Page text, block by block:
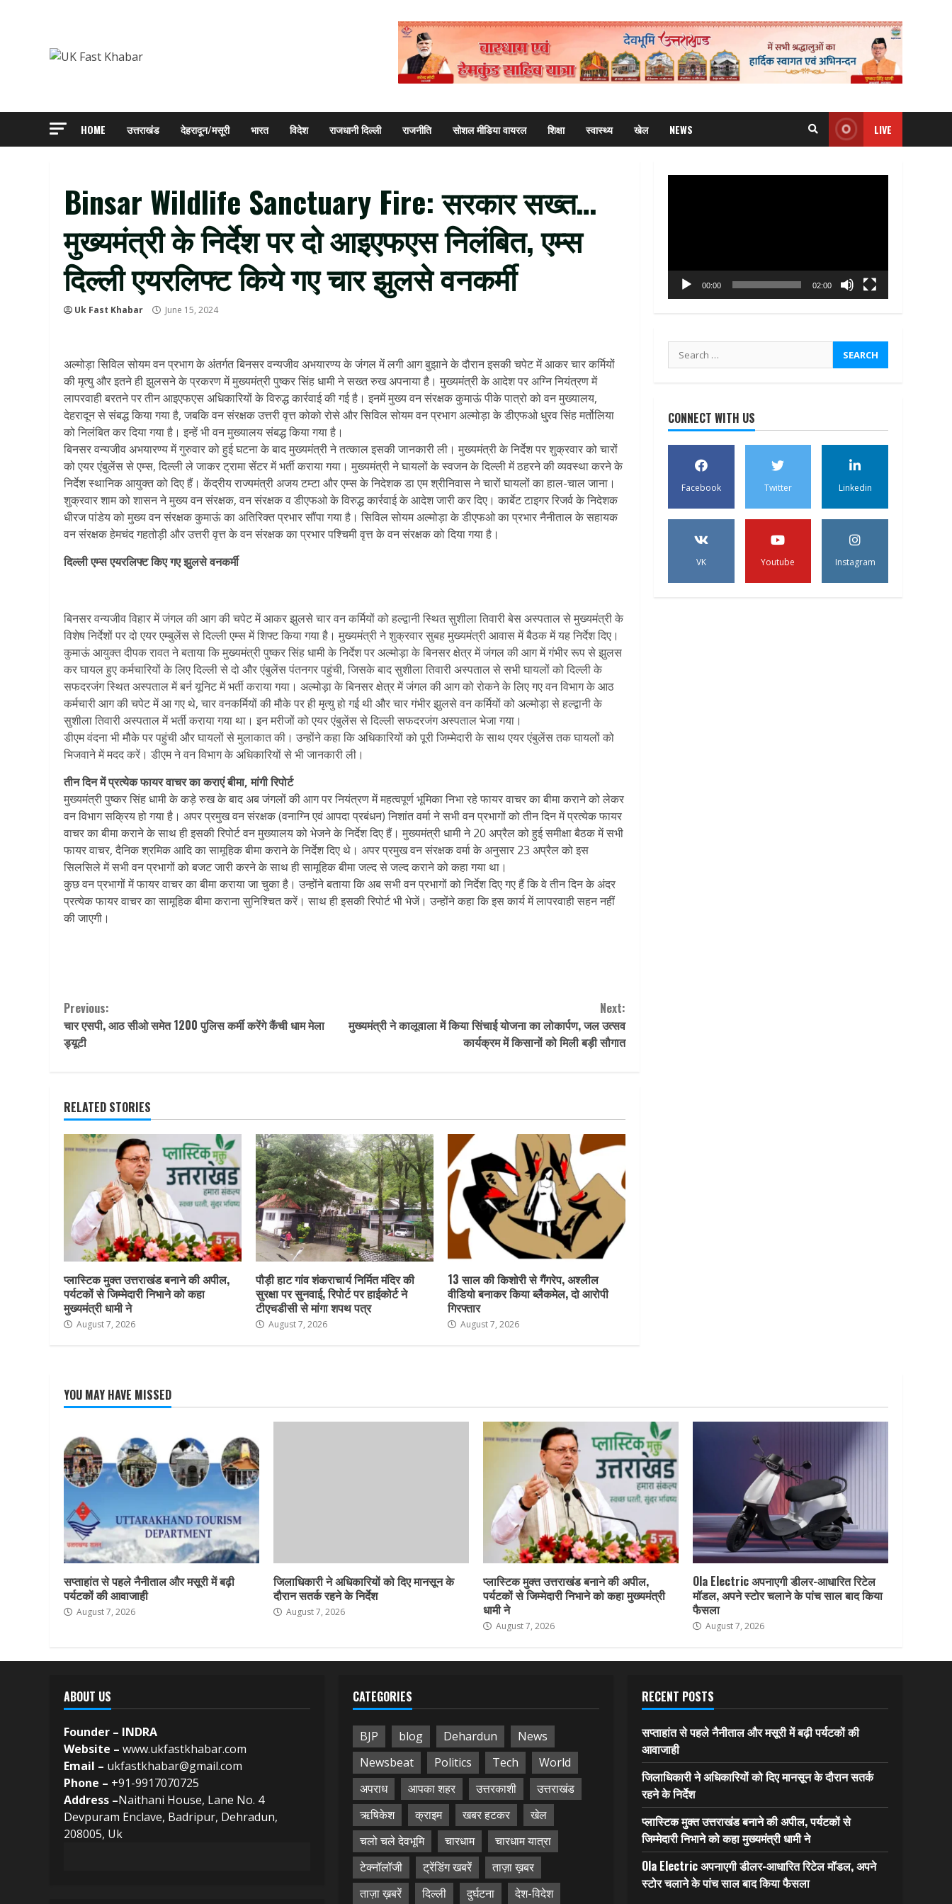
HOME उत्तराखंड देहरादून/मसूरी भारत विदेश राजधानी दिल्ली राजनीति सोशल मीडिया वायरल शिक्षा स्वास्थ्य खेल NEWS LIVE
Binsar Wildlife Sanctuary Fire: सरकार सख्त…
मुख्यमंत्री के निर्देश पर दो आइएफएस निलंबित, एम्स
दिल्ली एयरलिफ्ट किये गए चार झुलसे वनकर्मी
Uk Fast Khabar June 15, 2024
अल्मोड़ा सिविल सोयम वन प्रभाग के अंतर्गत बिनसर वन्यजीव अभयारण्य के जंगल में लगी आग बुझाने के दौरान इसकी चपेट में आकर चार कर्मियों
की मृत्यु और इतने ही झुलसने के प्रकरण में मुख्यमंत्री पुष्कर सिंह धामी ने सख्त रुख अपनाया है। मुख्यमंत्री के आदेश पर अग्नि नियंत्रण में
लापरवाही बरतने पर तीन आइएफएस अधिकारियों के विरुद्ध कार्रवाई की गई है। इनमें मुख्य वन संरक्षक कुमाऊं पीके पात्रो को वन मुख्यालय,
देहरादून से संबद्ध किया गया है, जबकि वन संरक्षक उत्तरी वृत्त कोको रोसे और सिविल सोयम वन प्रभाग अल्मोड़ा के डीएफओ धु्रव सिंह मर्तोलिया
को निलंबित कर दिया गया है। इन्हें भी वन मुख्यालय संबद्ध किया गया है।
बिनसर वन्यजीव अभयारण्य में गुरुवार को हुई घटना के बाद मुख्यमंत्री ने तत्काल इसकी जानकारी ली। मुख्यमंत्री के निर्देश पर शुक्रवार को चारों
को एयर एंबुलेंस से एम्स, दिल्ली ले जाकर ट्रामा सेंटर में भर्ती कराया गया। मुख्यमंत्री ने घायलों के स्वजन के दिल्ली में ठहरने की व्यवस्था करने के
निर्देश स्थानिक आयुक्त को दिए हैं। केंद्रीय राज्यमंत्री अजय टम्टा और एम्स के निदेशक डा एम श्रीनिवास ने चारों घायलों का हाल-चाल जाना।
शुक्रवार शाम को शासन ने मुख्य वन संरक्षक, वन संरक्षक व डीएफओ के विरुद्ध कार्रवाई के आदेश जारी कर दिए। कार्बेट टाइगर रिजर्व के निदेशक
धीरज पांडेय को मुख्य वन संरक्षक कुमाऊं का अतिरिक्त प्रभार सौंपा गया है। सिविल सोयम अल्मोड़ा के डीएफओ का प्रभार नैनीताल के सहायक
वन संरक्षक हेमचंद गहतोड़ी और उत्तरी वृत्त के वन संरक्षक का प्रभार पश्चिमी वृत्त के वन संरक्षक को दिया गया है।
दिल्‍ली एम्‍स एयरलिफ्ट किए गए झुलसे वनकर्मी
बिनसर वन्यजीव विहार में जंगल की आग की चपेट में आकर झुलसे चार वन कर्मियों को हल्द्वानी स्थित सुशीला तिवारी बेस अस्पताल से मुख्यमंत्री के
विशेष निर्देशों पर दो एयर एम्बुलेंस से दिल्ली एम्स में शिफ्ट किया गया है। मुख्यमंत्री ने शुक्रवार सुबह मुख्यमंत्री आवास में बैठक में य‍ह निर्देश दिए।
कुमाऊं आयुक्त दीपक रावत ने बताया कि मुख्यमंत्री पुष्कर सिंह धामी के निर्देश पर अल्मोड़ा के बिनसर क्षेत्र में जंगल की आग में गंभीर रूप से झुलस
कर घायल हुए कर्मचारियों के लिए दिल्ली से दो और एंबुलेंस पंतनगर पहुंची, जिसके बाद सुशीला तिवारी अस्पताल से सभी घायलों को दिल्ली के
सफदरजंग स्थित अस्पताल में बर्न यूनिट में भर्ती कराया गया। अल्मोड़ा के बिनसर क्षेत्र में जंगल की आग को रोकने के लिए गए वन विभाग के आठ
कर्मचारी आग की चपेट में आ गए थे, चार वनकर्मियों की मौके पर ही मृत्यु हो गई थी और चार गंभीर झुलसे वन कर्मियों को अल्मोड़ा से हल्द्वानी के
सुशीला तिवारी अस्पताल में भर्ती कराया गया था। इन मरीजों को एयर एंबुलेंस से दिल्ली सफदरजंग अस्पताल भेजा गया।
डीएम वंदना भी मौके पर पहुंची और घायलों से मुलाकात की। उन्‍होंने कहा कि अधिकारियों को पूरी जिम्मेदारी के साथ एयर एंबुलेंस तक घायलों को
भिजवाने में मदद करें। डीएम ने वन विभाग के अधिकारियों से भी जानकारी ली।
तीन दिन में प्रत्येक फायर वाचर का कराएं बीमा, मांगी रिपोर्ट
मुख्यमंत्री पुष्कर सिंह धामी के कड़े रुख के बाद अब जंगलों की आग पर नियंत्रण में महत्वपूर्ण भूमिका निभा रहे फायर वाचर का बीमा कराने को लेकर
वन विभाग सक्रिय हो गया है। अपर प्रमुख वन संरक्षक (वनाग्नि एवं आपदा प्रबंधन) निशांत वर्मा ने सभी वन प्रभागों को तीन दिन में प्रत्येक फायर
वाचर का बीमा कराने के साथ ही इसकी रिपोर्ट वन मुख्यालय को भेजने के निर्देश दिए हैं। मुख्यमंत्री धामी ने 20 अप्रैल को हुई समीक्षा बैठक में सभी
फायर वाचर, दैनिक श्रमिक आदि का सामूहिक बीमा कराने के निर्देश दिए थे। अपर प्रमुख वन संरक्षक वर्मा के अनुसार 23 अप्रैल को इस
सिलसिले में सभी वन प्रभागों को बजट जारी करने के साथ ही सामूहिक बीमा जल्द से जल्द कराने को कहा गया था।
कुछ वन प्रभागों में फायर वाचर का बीमा कराया जा चुका है। उन्होंने बताया कि अब सभी वन प्रभागों को निर्देश दिए गए हैं कि वे तीन दिन के अंदर
प्रत्येक फायर वाचर का सामूहिक बीमा कराना सुनिश्चित करें। साथ ही इसकी रिपोर्ट भी भेजें। उन्होंने कहा कि इस कार्य में लापरवाही सहन नहीं
की जाएगी।
Continue
Reading
Previous:
चार एसपी, आठ सीओ समेत 1200 पुलिस कर्मी करेंगे कैंची धाम मेला
ड्यूटी
Next:
मुख्यमंत्री ने कालूवाला में किया सिंचाई योजना का लोकार्पण, जल उत्सव
कार्यक्रम में किसानों को मिली बड़ी सौगात
RELATED STORIES
प्लास्टिक मुक्त उत्तराखंड बनाने की अपील,
पर्यटकों से जिम्मेदारी निभाने को कहा
मुख्यमंत्री धामी ने
August 7, 2026
पौड़ी हाट गांव शंकराचार्य निर्मित मंदिर की
सुरक्षा पर सुनवाई, रिपोर्ट पर हाईकोर्ट ने
टीएचडीसी से मांगा शपथ पत्र
August 7, 2026
13 साल की किशोरी से गैंगरेप, अश्लील
वीडियो बनाकर किया ब्लैकमेल, दो आरोपी
गिरफ्तार
August 7, 2026
00:00 02:00
Search
for:
CONNECT WITH US
Facebook Twitter Linkedin
VK Youtube Instagram
YOU MAY HAVE MISSED
सप्ताहांत से पहले नैनीताल और मसूरी में बढ़ी
पर्यटकों की आवाजाही
August 7, 2026
जिलाधिकारी ने अधिकारियों को दिए मानसून के
दौरान सतर्क रहने के निर्देश
August 7, 2026
प्लास्टिक मुक्त उत्तराखंड बनाने की अपील,
पर्यटकों से जिम्मेदारी निभाने को कहा मुख्यमंत्री
धामी ने
August 7, 2026
Ola Electric अपनाएगी डीलर-आधारित रिटेल
मॉडल, अपने स्टोर चलाने के पांच साल बाद किया
फैसला
August 7, 2026
ABOUT US
Founder – INDRA
Website – www.ukfastkhabar.com
Email – ukfastkhabar@gmail.com
Phone – +91-9917070725
Address –Naithani House, Lane No. 4
Devpuram Enclave, Badripur, Dehradun,
208005, Uk
CATEGORIES
BJP blog Dehardun
News
Newsbeat
Politics Tech
World
अपराध
आपका शहर उत्तरकाशी
उत्तराखंड
ऋषिकेश
क्राइम खबर हटकर
खेल
चलो चले देवभूमि
चारधाम
चारधाम यात्रा
टेक्नॉलॉजी
ट्रेंडिंग खबरें
ताज़ा ख़बर
ताज़ा ख़बरें
दिल्ली दुर्घटना देश-विदेश
RECENT POSTS
सप्ताहांत से पहले नैनीताल और मसूरी में बढ़ी पर्यटकों की
आवाजाही
जिलाधिकारी ने अधिकारियों को दिए मानसून के दौरान सतर्क
रहने के निर्देश
प्लास्टिक मुक्त उत्तराखंड बनाने की अपील, पर्यटकों से
जिम्मेदारी निभाने को कहा मुख्यमंत्री धामी ने
Ola Electric अपनाएगी डीलर-आधारित रिटेल मॉडल, अपने
स्टोर चलाने के पांच साल बाद किया फैसला